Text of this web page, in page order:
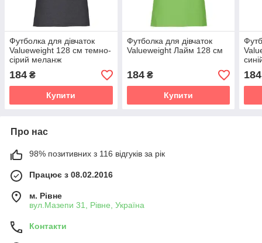
Футболка для дівчаток
Valueweight 128 см темно-
сірий меланж
184 ₴
Купити
Футболка для дівчаток
Valueweight Лайм 128 см
184₴
Купити
184
Про нас
98% позитивних з 116 відгуків за рік
Працює з 08.02.2016
м. Рівне
вул.Мазепи 31, Рівне, Україна
Контакти